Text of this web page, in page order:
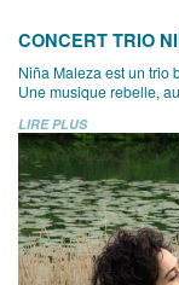
CONCERT TRIO
Niña Maleza est un trio
Une musique rebelle,
LIRE PLUS